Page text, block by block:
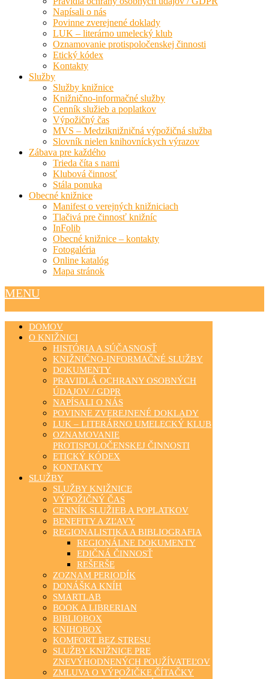
Napísali o nás
Povinne zverejnené doklady
LUK – literárno umelecký klub
Oznamovanie protispoločenskej činnosti
Etický kódex
Kontakty
Služby
Služby knižnice
Knižnično-informačné služby
Cenník služieb a poplatkov
Výpožičný čas
MVS – Medziknižničná výpožičná služba
Slovník nielen knihovníckych výrazov
Zábava pre každého
Trieda číta s nami
Klubová činnosť
Stála ponuka
Obecné knižnice
Manifest o verejných knižniciach
Tlačivá pre činnosť knižníc
InFolib
Obecné knižnice – kontakty
Fotogaléria
Online katalóg
Mapa stránok
MENU
DOMOV
O KNIŽNICI
HISTÓRIA A SÚČASNOSŤ
KNIŽNIČNO-INFORMAČNÉ SLUŽBY
DOKUMENTY
PRAVIDLÁ OCHRANY OSOBNÝCH
ÚDAJOV / GDPR
NAPÍSALI O NÁS
POVINNE ZVEREJNENÉ DOKLADY
LUK – LITERÁRNO UMELECKÝ KLUB
OZNAMOVANIE
PROTISPOLOČENSKEJ ČINNOSTI
ETICKÝ KÓDEX
KONTAKTY
SLUŽBY
SLUŽBY KNIŽNICE
VÝPOŽIČNÝ ČAS
CENNÍK SLUŽIEB A POPLATKOV
BENEFITY A ZĽAVY
REGIONALISTIKA A BIBLIOGRAFIA
REGIONÁLNE DOKUMENTY
EDIČNÁ ČINNOSŤ
REŠERŠE
ZOZNAM PERIODÍK
DONÁŠKA KNÍH
SMARTLAB
BOOK A LIBRERIAN
BIBLIOBOX
KNIHOBOX
KOMFORT BEZ STRESU
SLUŽBY KNIŽNICE PRE
ZNEVÝHODNENÝCH POUŽÍVATEĽOV
ZMLUVA O VÝPOŽIČKE ČÍTAČKY